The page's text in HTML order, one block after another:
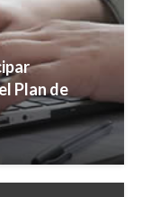
Plan de